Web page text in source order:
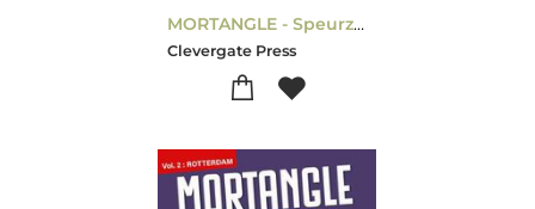
MORTANGLE - Speurzaken in Den Haag
Clevergate Press